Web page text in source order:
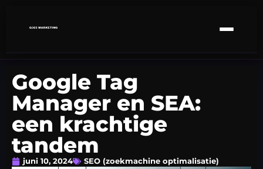
Google Tag
Manager en SEA:
een krachtige
tandem
juni 10, 2024 SEO (zoekmachine optimalisatie)